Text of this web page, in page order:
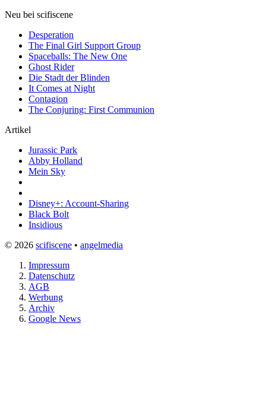
Neu bei scifiscene
Desperation
The Final Girl Support Group
Spaceballs: The New One
Ghost Rider
Die Stadt der Blinden
It Comes at Night
Contagion
The Conjuring: First Communion
Artikel
Jurassic Park
Abby Holland
Mein Sky
Disney+: Account-Sharing
Black Bolt
Insidious
© 2026 scifiscene • angelmedia
Impressum
Datenschutz
AGB
Werbung
Archiv
Google News